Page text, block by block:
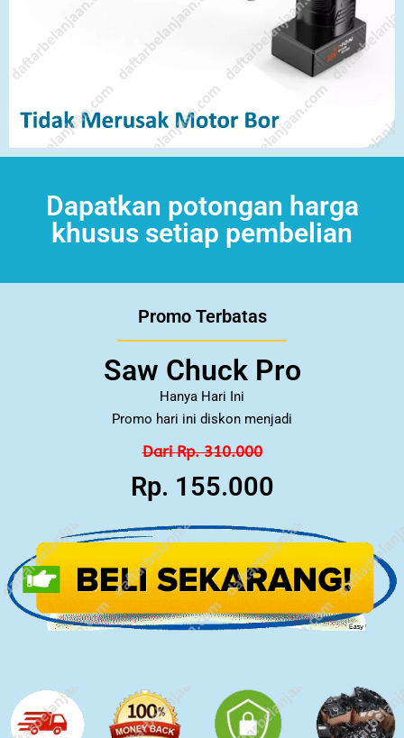
Dapatkan potongan harga
khusus setiap pembelian
Promo Terbatas
Saw Chuck Pro
Hanya Hari Ini
Promo hari ini diskon menjadi
Dari Rp. 310.000
Rp. 155.000